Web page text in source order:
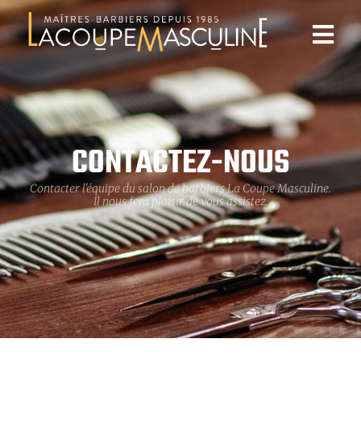
CONTACTEZ-NOUS
Contacter l'équipe du salon de barbiers La Coupe Masculine.
Il nous fera plaisir de vous assistez.